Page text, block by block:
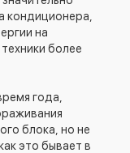
кондиционера,
на
более
года,
блока, но не
это бывает в